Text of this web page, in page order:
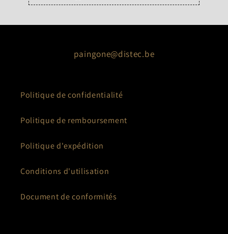
paingone@distec.be
Politique de confidentialité
Politique de remboursement
Politique d'expédition
Conditions d'utilisation
Document de conformités